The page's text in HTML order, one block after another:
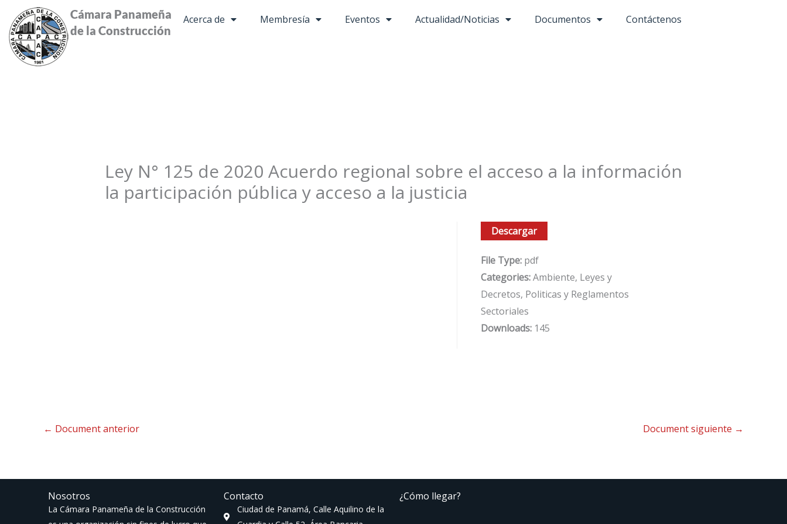
contenido
Cámara Panameña
de la Construcción
Acerca de Membresía Eventos Actualidad/Noticias Documentos Contáctenos
Ley N° 125 de 2020 Acuerdo regional sobre el acceso a la información
la participación pública y acceso a la justicia
Descargar
File Type: pdf
Categories:Ambiente, Leyes y
Decretos, Politicas y Reglamentos
Sectoriales
Downloads: 145
← Document anterior Document siguiente →
Nosotros
La Cámara Panameña de la Construcción
Contacto
Ciudad de Panamá, Calle Aquilino de la
¿Cómo llegar?